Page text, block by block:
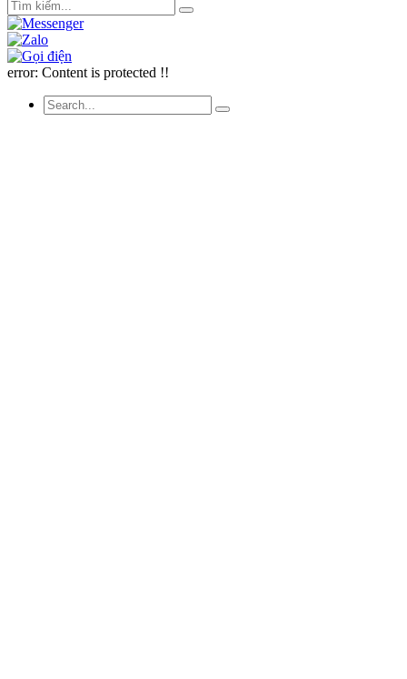
error: Content is protected !!